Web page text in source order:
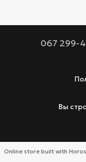
067 299-
Вы
Online store built with